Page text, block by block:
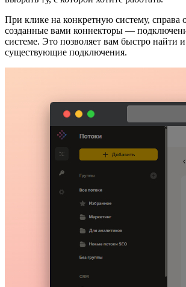
При клике на конкретную систему, справа
созданные вами коннекторы —
системе. Это позволяет вам быстро найти
существующие подключения.